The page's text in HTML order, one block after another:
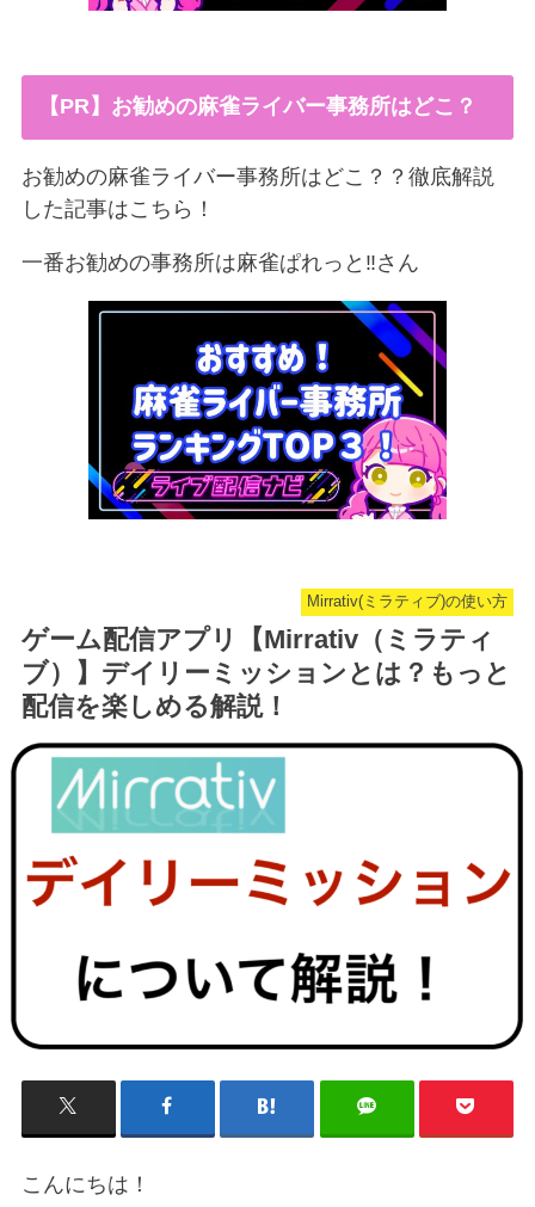
【PR】お勧めの麻雀ライバー事務所はどこ？
お勧めの麻雀ライバー事務所はどこ？？徹底解説
した記事はこちら！
一番お勧めの事務所は麻雀ぱれっと‼︎さん
Mirrativ(ミラティブ)の使い方
ゲーム配信アプリ【Mirrativ（ミラティ
ブ）】デイリーミッションとは？もっと
配信を楽しめる解説！
こんにちは！